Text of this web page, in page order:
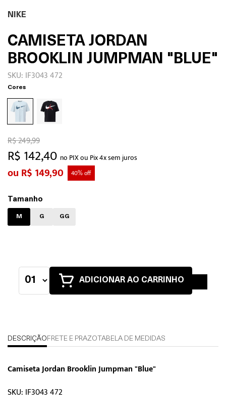
NIKE
CAMISETA JORDAN
BROOKLIN JUMPMAN "BLUE"
SKU: IF3043 472
Cores
R$ 142,40 no PIX ou Pix 4x sem juros
R$ 249,99
R$ 149,90 40% off
Tamanho
M G GG
ADICIONAR AO CARRINHO
DESCRIÇÃO FRETE E PRAZOTABELA DE MEDIDAS
Camiseta Jordan Brooklin Jumpman "Blue"
SKU: IF3043 472